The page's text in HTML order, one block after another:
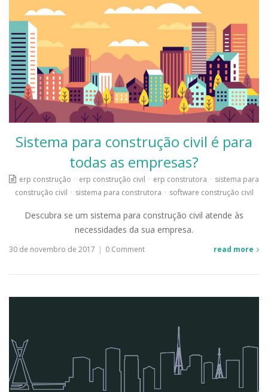
Sistema para construção civil é para
todas as empresas?
erp construção · erp construção civil · erp construtora · sistema para
construção civil · sistema para construtora · software construção civil
Descubra se um sistema para construção civil atende às
necessidades da sua empresa.
30 de novembro de 2017 | 0 Comment read more